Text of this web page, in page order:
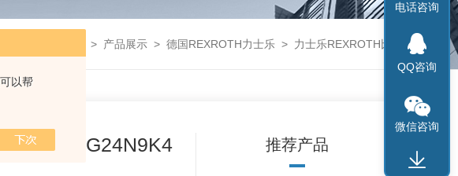
以帮
> 产品展示 > 德国REXROTH力士乐 > 力士乐REXROTH比例阀 > 力士
CG24N9K4 推荐产品
电话咨询
QQ咨询
微信咨询